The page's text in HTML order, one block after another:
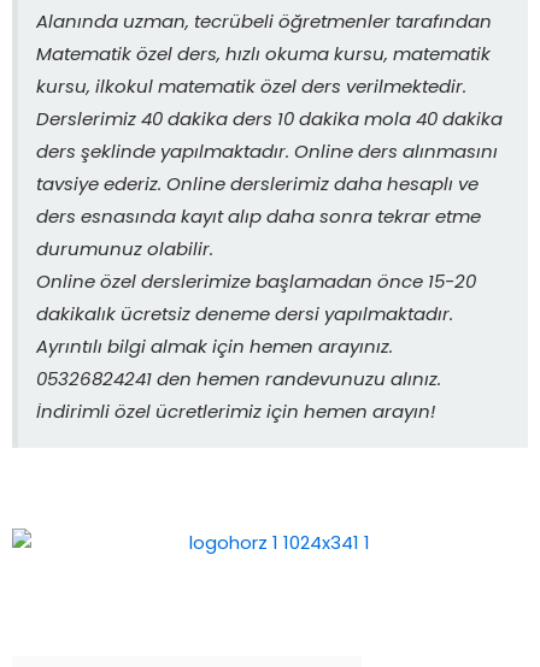
Alanında uzman, tecrübeli öğretmenler tarafından
Matematik özel ders, hızlı okuma kursu, matematik
kursu, ilkokul matematik özel ders verilmektedir.
Derslerimiz 40 dakika ders 10 dakika mola 40 dakika
ders şeklinde yapılmaktadır. Online ders alınmasını
tavsiye ederiz. Online derslerimiz daha hesaplı ve
ders esnasında kayıt alıp daha sonra tekrar etme
durumunuz olabilir.
Online özel derslerimize başlamadan önce 15-20
dakikalık ücretsiz deneme dersi yapılmaktadır.
Ayrıntılı bilgi almak için hemen arayınız.
05326824241 den hemen randevunuzu alınız.
İndirimli özel ücretlerimiz için hemen arayın!